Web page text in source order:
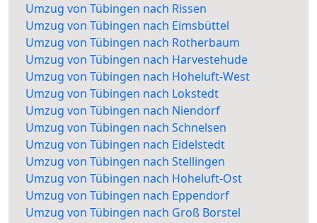
Umzug von Tübingen nach Rissen
Umzug von Tübingen nach Eimsbüttel
Umzug von Tübingen nach Rotherbaum
Umzug von Tübingen nach Harvestehude
Umzug von Tübingen nach Hoheluft-West
Umzug von Tübingen nach Lokstedt
Umzug von Tübingen nach Niendorf
Umzug von Tübingen nach Schnelsen
Umzug von Tübingen nach Eidelstedt
Umzug von Tübingen nach Stellingen
Umzug von Tübingen nach Hoheluft-Ost
Umzug von Tübingen nach Eppendorf
Umzug von Tübingen nach Groß Borstel